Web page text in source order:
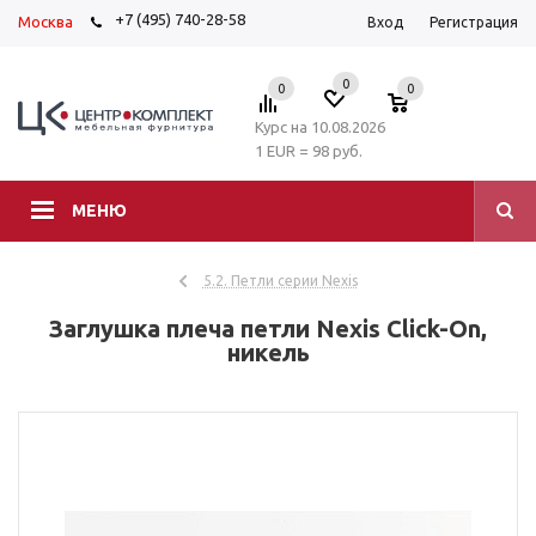
Москва +7 (495) 740-28-58 Вход Регистрация
МЕНЮ
0 0 0
Курс на 10.08.2026
1 EUR = 98 руб.
5.2. Петли серии Nexis
Заглушка плеча петли Nexis Click-On,
никель